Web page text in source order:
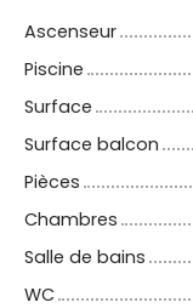
Ascenseur
Piscine
Surface
Surface balcon
Pièces
Chambres
Salle de bains
WC